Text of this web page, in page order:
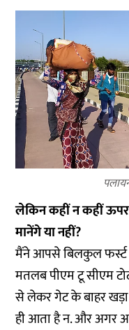
लेकिन कहीं न कहीं
मानेंगे या नहीं?
मैंने आपसे बिलकुल फर्स्ट
मतलब पीएम टू सीएम
से लेकर गेट के बाहर
ही आता है न. और अगर